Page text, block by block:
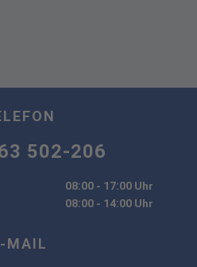
502-206
08:00 - 17:00 Uhr
08:00 - 14:00 Uhr
MAIL